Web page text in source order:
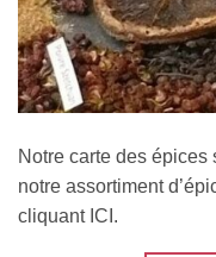
Notre carte des épices
notre assortiment
cliquant ICI.